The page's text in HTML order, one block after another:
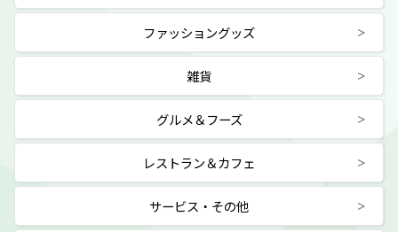
ファッショングッズ
雑貨
グルメ＆フーズ
レストラン＆カフェ
サービス・その他